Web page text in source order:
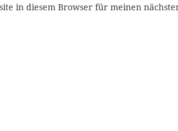
in diesem Browser für meinen